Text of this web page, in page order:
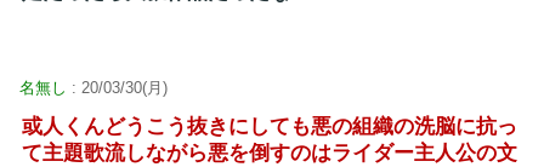
名無し : 20/03/30(月)
或人くんどうこう抜きにしても悪の組織の洗脳に抗っ
て主題歌流しながら悪を倒すのはライダー主人公の文